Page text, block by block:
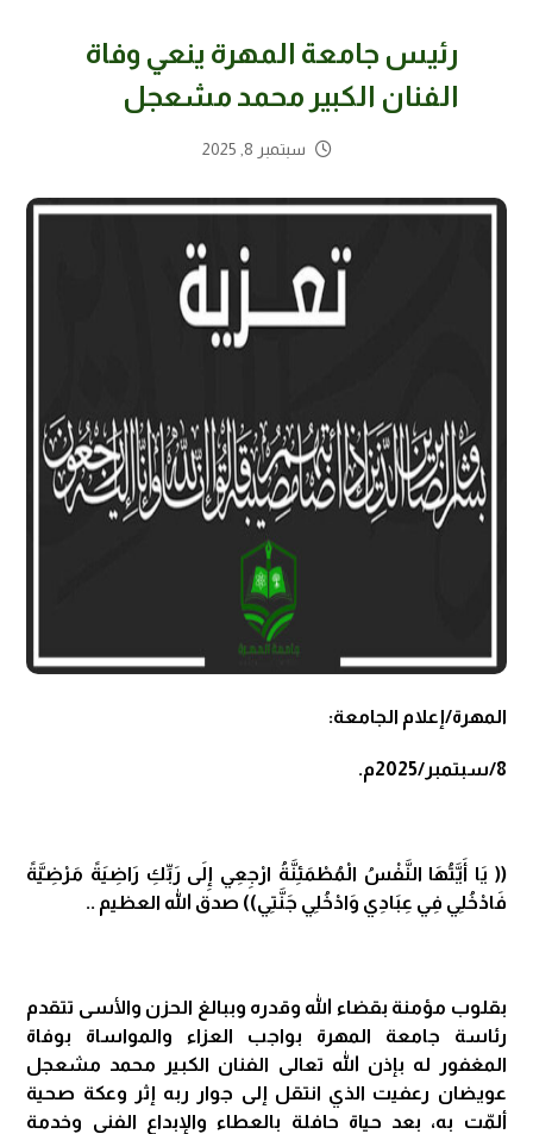
رئيس جامعة المهرة ينعي وفاة
الفنان الكبير محمد مشعجل
سبتمبر 8, 2025
المهرة/إعلام الجامعة:
8/سبتمبر/2025م.
(( يَا أَيَّتُهَا النَّفْسُ الْمُطْمَئِنَّةُ ارْجِعِي إِلَى رَبِّكِ رَاضِيَةً مَرْضِيَّةً
فَادْخُلِي فِي عِبَادِي وَادْخُلِي جَنَّتِي)) صدق الله العظيم ..
بقلوب مؤمنة بقضاء الله وقدره وببالغ الحزن والأسى تتقدم
رئاسة جامعة المهرة بواجب العزاء والمواساة بوفاة
المغفور له بإذن الله تعالى الفنان الكبير محمد مشعجل
عويضان رعفيت الذي انتقل إلى جوار ربه إثر وعكة صحية
ألمّت به، بعد حياة حافلة بالعطاء والإبداع الفني وخدمة